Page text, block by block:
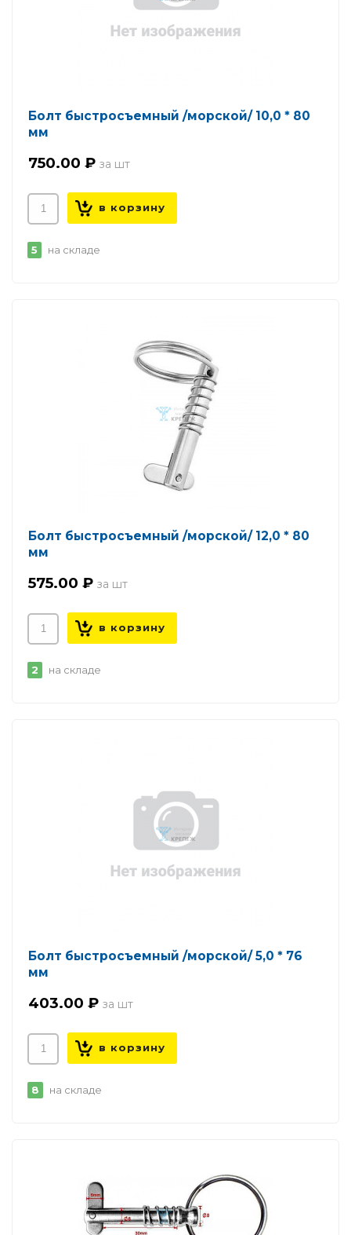
Болт быстросъемный /морской/ 10,0 * 80
мм
750.00 ₽
5 на складе
Болт быстросъемный /морской/ 12,0 * 80
мм
575.00 ₽
2 на складе
Болт быстросъемный /морской/ 5,0 * 76
мм
403.00 ₽
8 на складе